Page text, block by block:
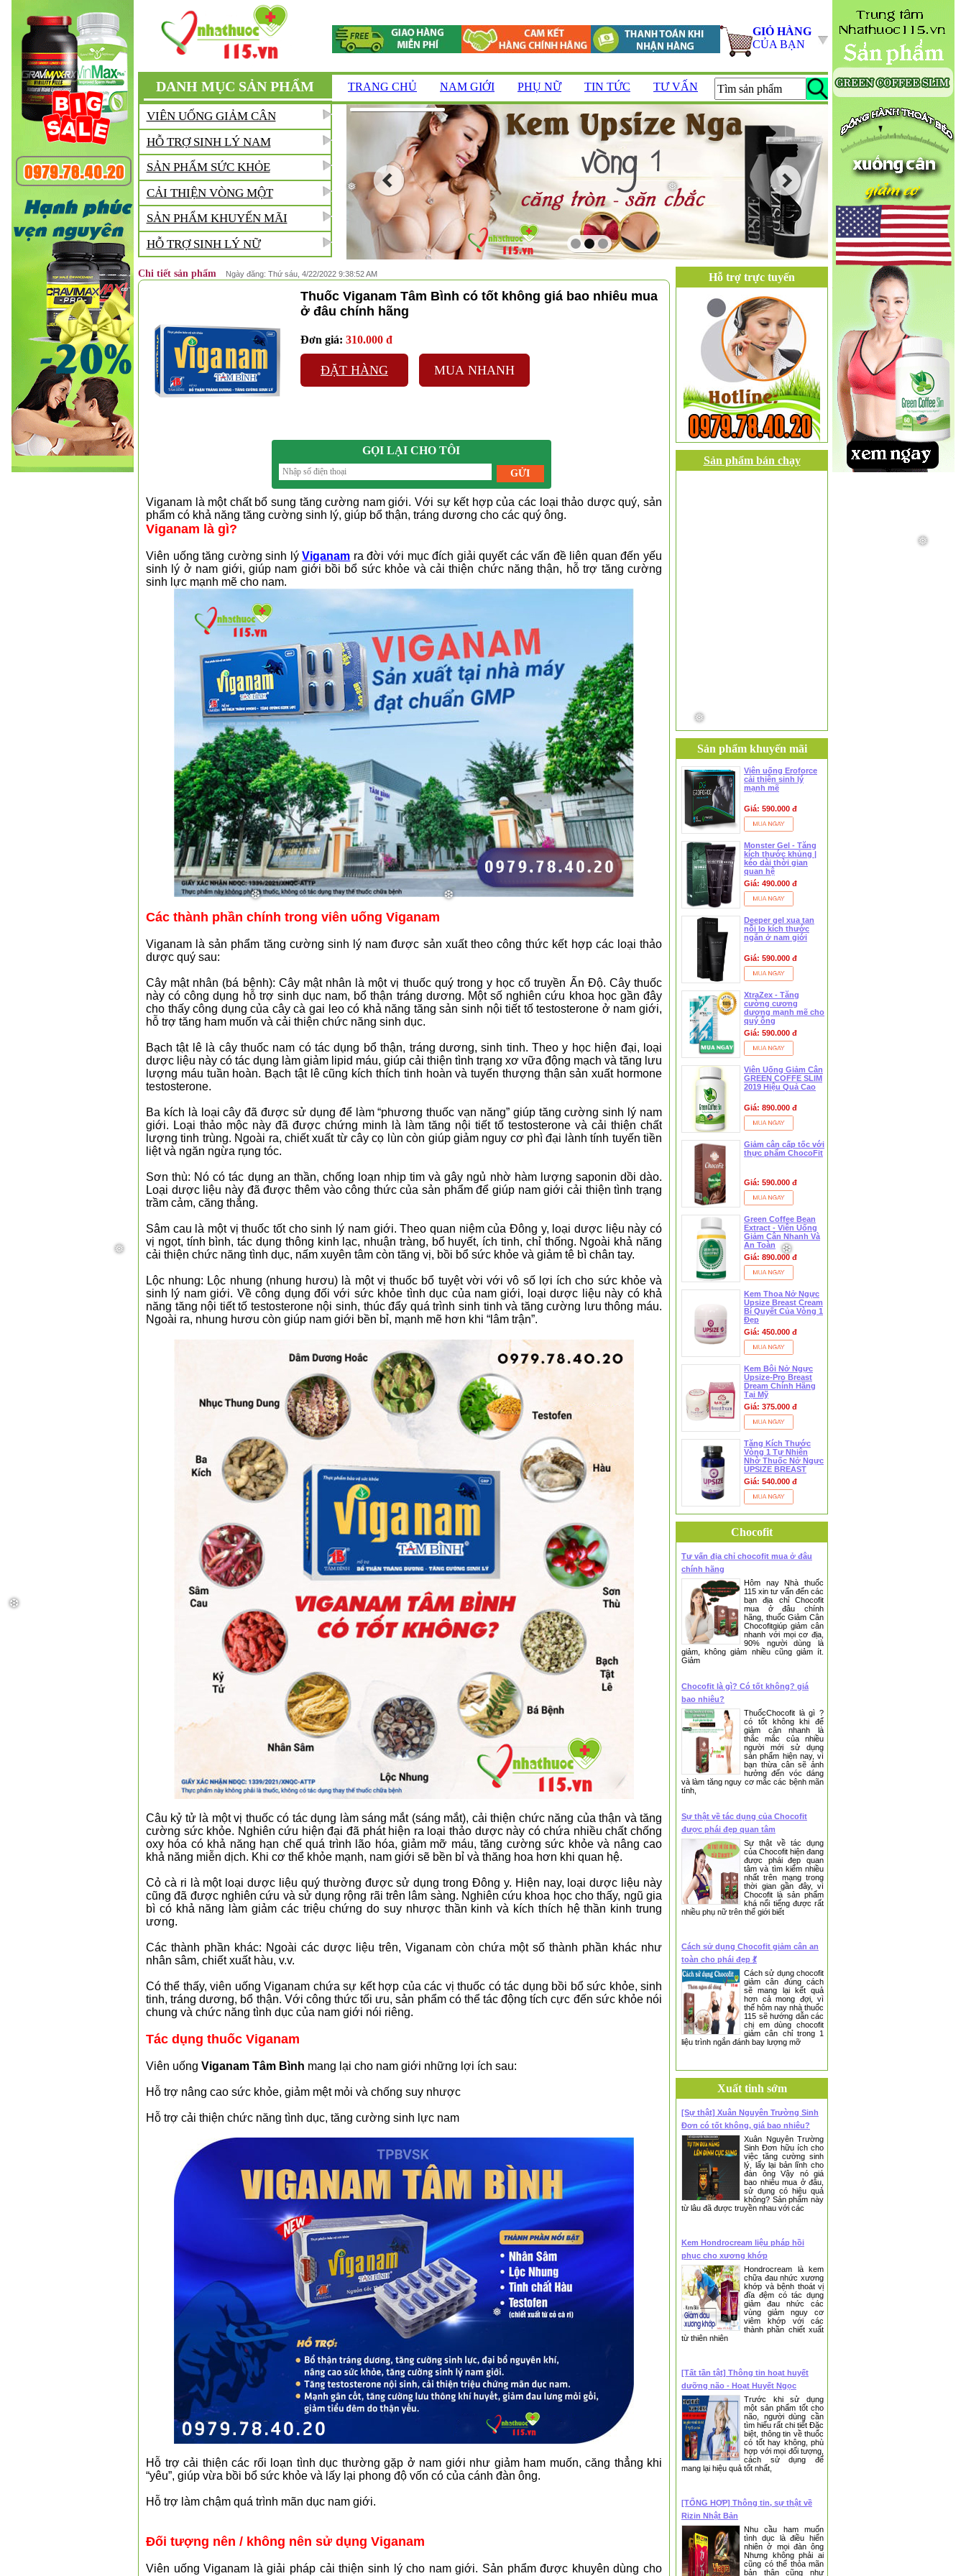
GIỎ HÀNG
CỦA BẠN
DANH MỤC SẢN PHẨM TRANG CHỦ NAM GIỚI PHỤ NỮ TIN TỨC TƯ VẤN
VIÊN UỐNG GIẢM CÂN
HỖ TRỢ SINH LÝ NAM
SẢN PHẨM SỨC KHỎE
CẢI THIỆN VÒNG MỘT
SẢN PHẨM KHUYẾN MÃI
HỖ TRỢ SINH LÝ NỮ
Chi tiết sản phẩm Ngày đăng: Thứ sáu, 4/22/2022 9:38:52 AM
Thuốc Viganam Tâm Bình có tốt không giá bao nhiêu mua
ở đâu chính hãng
Đơn giá: 310.000 đ
ĐẶT HÀNG MUA NHANH
GỌI LẠI CHO TÔI
Viganam là một chất bổ sung tăng cường nam giới. Với sự kết hợp của các loại thảo dược quý, sản
phẩm có khả năng tăng cường sinh lý, giúp bổ thận, tráng dương cho các quý ông.
Viganam là gì?
Viên uống tăng cường sinh lýViganam ra đời với mục đích giải quyết các vấn đề liên quan đến yếu
sinh lý ở nam giới, giúp nam giới bồi bổ sức khỏe và cải thiện chức năng thận, hỗ trợ tăng cường
sinh lực mạnh mẽ cho nam.
Các thành phần chính trong viên uống Viganam
Viganam là sản phẩm tăng cường sinh lý nam được sản xuất theo công thức kết hợp các loại thảo
dược quý sau:
Cây mật nhân (bá bệnh): Cây mật nhân là một vị thuốc quý trong y học cổ truyền Ấn Độ. Cây thuốc
này có công dụng hỗ trợ sinh dục nam, bổ thận tráng dương. Một số nghiên cứu khoa học gần đây
cho thấy công dụng của cây cà gai leo có khả năng tăng sản sinh nội tiết tố testosterone ở nam giới,
hỗ trợ tăng ham muốn và cải thiện chức năng sinh dục.
Bạch tật lê là cây thuốc nam có tác dụng bổ thận, tráng dương, sinh tinh. Theo y học hiện đại, loại
dược liệu này có tác dụng làm giảm lipid máu, giúp cải thiện tình trạng xơ vữa động mạch và tăng lưu
lượng máu tuần hoàn. Bạch tật lê cũng kích thích tinh hoàn và tuyến thượng thận sản xuất hormone
testosterone.
Ba kích là loại cây đã được sử dụng để làm “phương thuốc vạn năng” giúp tăng cường sinh lý nam
giới. Loại thảo mộc này đã được chứng minh là làm tăng nội tiết tố testosterone và cải thiện chất
lượng tinh trùng. Ngoài ra, chiết xuất từ ​​cây cọ lùn còn giúp giảm nguy cơ phì đại lành tính tuyến tiền
liệt và ngăn ngừa rụng tóc.
Sơn thù: Nó có tác dụng an thần, chống loạn nhịp tim và gây ngủ nhờ hàm lượng saponin dồi dào.
Loại dược liệu này đã được thêm vào công thức của sản phẩm để giúp nam giới cải thiện tình trạng
trầm cảm, căng thẳng.
Sâm cau là một vị thuốc tốt cho sinh lý nam giới. Theo quan niệm của Đông y, loại dược liệu này có
vị ngọt, tính bình, tác dụng thông kinh lạc, nhuận tràng, bổ huyết, ích tinh, chỉ thống. Ngoài khả năng
cải thiện chức năng tình dục, nấm xuyên tâm còn tăng vị, bồi bổ sức khỏe và giảm tê bì chân tay.
Lộc nhung: Lộc nhung (nhung hươu) là một vị thuốc bổ tuyệt vời với vô số lợi ích cho sức khỏe và
sinh lý nam giới. Về công dụng đối với sức khỏe tình dục của nam giới, loại dược liệu này có khả
năng tăng nội tiết tố testosterone nội sinh, thúc đẩy quá trình sinh tinh và tăng cường lưu thông máu.
Ngoài ra, nhung hươu còn giúp nam giới bền bỉ, mạnh mẽ hơn khi “lâm trận”.
Câu kỷ tử là một vị thuốc có tác dụng làm sáng mắt (sáng mắt), cải thiện chức năng của thận và tăng
cường sức khỏe. Nghiên cứu hiện đại đã phát hiện ra loại thảo dược này có chứa nhiều chất chống
oxy hóa có khả năng hạn chế quá trình lão hóa, giảm mỡ máu, tăng cường sức khỏe và nâng cao
khả năng miễn dịch. Khi cơ thể khỏe mạnh, nam giới sẽ bền bỉ và thăng hoa hơn khi quan hệ.
Cỏ cà ri là một loại dược liệu quý thường được sử dụng trong Đông y. Hiện nay, loại dược liệu này
cũng đã được nghiên cứu và sử dụng rộng rãi trên lâm sàng. Nghiên cứu khoa học cho thấy, ngũ gia
bì có khả năng làm giảm các triệu chứng do suy nhược thần kinh và kích thích hệ thần kinh trung
ương.
Các thành phần khác: Ngoài các dược liệu trên, Viganam còn chứa một số thành phần khác như
nhân sâm, chiết xuất hàu, v.v.
Có thể thấy, viên uống Viganam chứa sự kết hợp của các vị thuốc có tác dụng bồi bổ sức khỏe, sinh
tinh, tráng dương, bổ thận. Với công thức tối ưu, sản phẩm có thể tác động tích cực đến sức khỏe nói
chung và chức năng tình dục của nam giới nói riêng.
Tác dụng thuốc Viganam
Viên uống Viganam Tâm Bình mang lại cho nam giới những lợi ích sau:
Hỗ trợ nâng cao sức khỏe, giảm mệt mỏi và chống suy nhược
Hỗ trợ cải thiện chức năng tình dục, tăng cường sinh lực nam
Hỗ trợ cải thiện các rối loạn tình dục thường gặp ở nam giới như giảm ham muốn, căng thẳng khi
“yêu”, giúp vừa bồi bổ sức khỏe và lấy lại phong độ vốn có của cánh đàn ông.
Hỗ trợ làm chậm quá trình mãn dục nam giới.
Đối tượng nên / không nên sử dụng Viganam
Viên uống Viganam là giải pháp cải thiện sinh lý cho nam giới. Sản phẩm được khuyên dùng cho
Hỗ trợ trực tuyến
Sản phẩm bán chạy
Sản phẩm khuyến mãi
Viên uống Eroforce
cải thiện sinh lý
mạnh mẽ
Giá: 590.000 đ
Monster Gel - Tăng
kích thước khủng |
kéo dài thời gian
quan hệ
Giá: 490.000 đ
Deeper gel xua tan
nỗi lo kích thước
ngắn ở nam giới
Giá: 590.000 đ
XtraZex - Tăng
cường cương
dương mạnh mẽ cho
quý ông
Giá: 590.000 đ
Viên Uống Giảm Cân
GREEN COFFE SLIM
2019 Hiệu Quả Cao
Giá: 890.000 đ
Giảm cân cấp tốc với
thực phẩm ChocoFit
Giá: 590.000 đ
Green Coffee Bean
Extract - Viên Uống
Giảm Cân Nhanh Và
An Toàn
Giá: 890.000 đ
Kem Thoa Nở Ngực
Upsize Breast Cream
Bí Quyết Của Vòng 1
Đẹp
Giá: 450.000 đ
Kem Bôi Nở Ngực
Upsize-Pro Breast
Dream Chính Hãng
Tại Mỹ
Giá: 375.000 đ
Tăng Kích Thước
Vòng 1 Tự Nhiên
Nhờ Thuốc Nở Ngực
UPSIZE BREAST
PILLS
Giá: 540.000 đ
Chocofit
Tư vấn địa chỉ chocofit mua ở đâu
chính hãng
Hôm nay Nhà thuốc
115 xin tư vấn đến các
bạn địa chỉ Chocofit
mua ở đâu chính
hãng, thuốc Giảm Cân
Chocofitgiúp giảm cân
nhanh với mọi cơ địa,
90% người dùng là
giảm, không giảm nhiều cũng giảm ít.
Giảm
Chocofit là gì? Có tốt không? giá
bao nhiêu?
ThuốcChocofit là gì ?
có tốt không khi để
giảm cân nhanh là
thắc mắc của nhiều
người mới sử dụng
sản phẩm hiện nay, vì
bạn thừa cân sẽ ảnh
hưởng đến vóc dáng
và làm tăng nguy cơ mắc các bệnh mãn
tính,
Sự thật về tác dụng của Chocofit
được phái đẹp quan tâm
Sự thật về tác dụng
của Chocofit hiện đang
được phái đẹp quan
tâm và tìm kiếm nhiều
nhất trên mạng trong
thời gian gần đây, vì
Chocofit là sản phẩm
khá nổi tiếng được rất
nhiều phụ nữ trên thế giới biết
Cách sử dụng Chocofit giảm cân an
toàn cho phái đẹp 💃
Cách sử dụng chocofit
giảm cân đúng cách
sẽ mang lại kết quả
hơn cả mong đợi, vì
thế hôm nay nhà thuốc
115 sẽ hướng dẫn các
chị em dùng chocofit
giảm cân chỉ trong 1
liệu trình ngắn đánh bay lượng mỡ
Xuất tinh sớm
[Sự thật] Xuân Nguyên Trường Sinh
Đơn có tốt không, giá bao nhiêu?
Xuân Nguyên Trường
Sinh Đơn hữu ích cho
việc tăng cường sinh
lý, lấy lại bản lĩnh cho
đàn ông Vậy nó giá
bao nhiêu mua ở đâu,
sử dụng có hiệu quả
không? Sản phẩm này
từ lâu đã được truyền nhau với các
Kem Hondrocream liệu pháp hồi
phục cho xương khớp
Hondrocream là kem
chữa đau nhức xương
khớp và bệnh thoát vị
đĩa đệm có tác dụng
giảm đau nhức các
vùng giảm nguy cơ
viêm khớp với các
thành phần chiết xuất
từ thiên nhiên
[Tất tần tật] Thông tin hoạt huyết
dưỡng não - Hoạt Huyết Ngọc
Thanh
Trước khi sử dụng
một sản phẩm tốt cho
não, người dùng cần
tìm hiểu rất chi tiết Đặc
biệt, thông tin về thuốc
có tốt hay không, phù
hợp với mọi đối tượng,
cách sử dụng để
mang lại hiệu quả tốt nhất,
[TỔNG HỢP] Thông tin, sự thật về
Rizin Nhật Bản
Nhu cầu ham muốn
tình dục là điều hiển
nhiên ở mọi đàn ông
Nhưng không phải ai
cũng có thể thỏa mãn
bản thân cũng như
❆
❅
❅
❆
❆